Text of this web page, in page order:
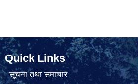
Quick Links
सूचना तथा समाचार